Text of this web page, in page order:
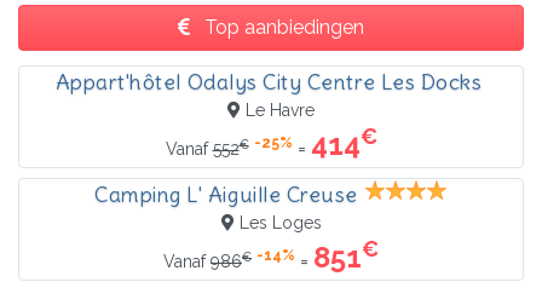
Top aanbiedingen
Appart'hôtel Odalys City Centre Les Docks
Le Havre
Vanaf552€ -25% = 414€
Camping L' Aiguille Creuse
Les Loges
Vanaf986€ -14% = 851€